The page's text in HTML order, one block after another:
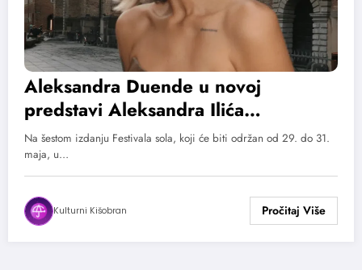
Aleksandra Duende u novoj
predstavi Aleksandra Ilića
„Zaboravljeno prisustvo: Povratak
izvoru“ na šestom Festivalu SOLA
Na šestom izdanju Festivala sola, koji će biti održan od 29. do 31.
maja, u…
Kulturni Kišobran